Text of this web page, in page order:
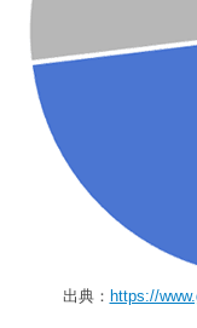
出典： https://